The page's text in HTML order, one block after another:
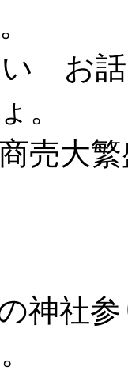
お
。
売大繁
神社